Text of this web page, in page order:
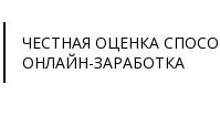
ЧЕСТНАЯ ОЦЕНКА
ОНЛАЙН-ЗАРАБОТКА